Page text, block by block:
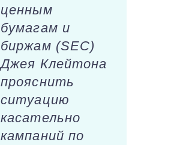
ценным
бумагам и
биржам (SEC)
Джея Клейтона
прояснить
ситуацию
касательно
кампаний по